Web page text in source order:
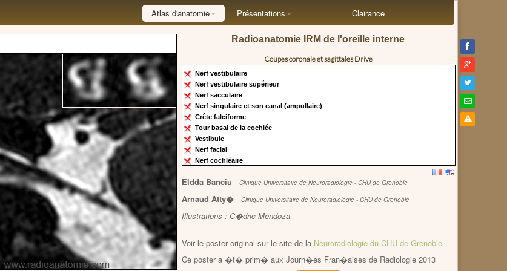
Atlas d'anatomie Présentations Clairance
Radioanatomie IRM de l'oreille interne
Coupes coronale et sagittales Drive
Nerf vestibulaire
Nerf vestibulaire supérieur
Nerf sacculaire
Nerf singulaire et son canal (ampullaire)
Crête falciforme
Tour basal de la cochlée
Vestibule
Nerf facial
Nerf cochléaire
Eldda Banciu - Clinique Universitaire de Neuroradiologie - CHU de Grenoble
Arnaud Atty� - Clinique Universitaire de Neuroradiologie - CHU de Grenoble
Illustrations : C�dric Mendoza
Voir le poster original sur le site de la Neuroradiologie du CHU de Grenoble
Ce poster a �t� prim� aux Journ�es Fran�aises de Radiologie 2013